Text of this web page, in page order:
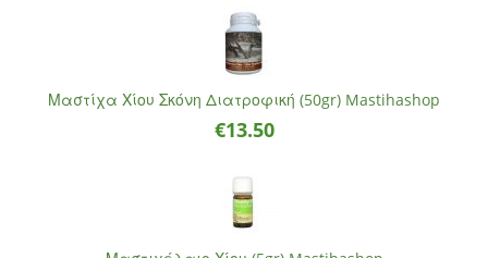
Μαστίχα Χίου Σκόνη Διατροφική (50gr) Mastihashop
€13.50